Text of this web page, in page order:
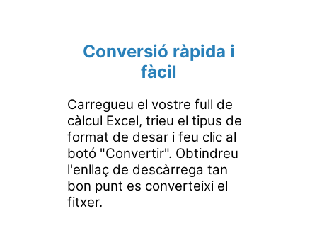
Conversió ràpida i
fàcil
Carregueu el vostre full de
càlcul Excel, trieu el tipus de
format de desar i feu clic al
botó "Convertir". Obtindreu
l'enllaç de descàrrega tan
bon punt es converteixi el
fitxer.